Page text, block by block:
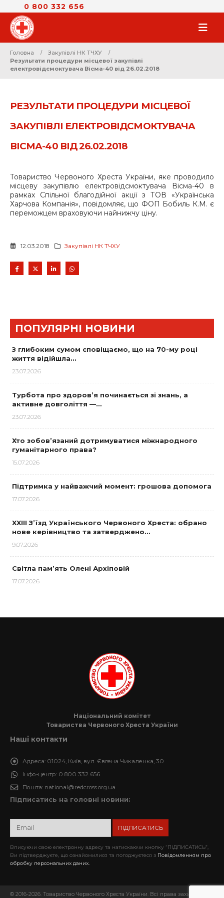
0 800 332 656
Головна
Закупівлі НК ТЧХУ
Результати процедури місцевої закупівлі
електровідсмоктувача Вісма-40 від 26.02.2018
РЕЗУЛЬТАТИ ПРОЦЕДУРИ МІСЦЕВОЇ
ЗАКУПІВЛІ ЕЛЕКТРОВІДСМОКТУВАЧА
ВІСМА-40 ВІД 26.02.2018
Товариство Червоного Хреста України, яке проводило
місцеву закупівлю електровідсмоктувача Вісма-40 в
рамках Спільної благодійної акції з ТОВ «Українська
Харчова Компанія», повідомляє, що ФОП Бобиль К.М. є
переможцем враховуючи найнижчу ціну.
12.03.2018 Закупівлі НК ТЧХУ
ПОПУЛЯРНІ НОВИНИ
З глибоким сумом сповіщаємо, що на 70-му році
життя відійшла…
23.07.2026
Турбота про здоров’я починається зі знань, а
активне довголіття —…
23.07.2026
Хто зобов’язаний дотримуватися міжнародного
гуманітарного права?
15.07.2026
Підтримка у найважчий момент: грошова допомога
17.07.2026
XXIII З’їзд Українського Червоного Хреста: обрано
нове керівництво та затверджено…
9.07.2026
Світла пам’ять Олені Архіповій
17.07.2026
Національний комітет
Товариства Червоного Хреста України
Наші контакти
Адреса: 01024, Київ, вул. Євгена Чикаленка, 30
Інфо-центр: 0 800 332 656
Пошта: national@redcross.org.ua
Підписатись на головні новини:
Вписуючи свою електронну адресу та натискаючи кнопку “ПІДПИСАТИСЬ”,
Ви підтверджуєте, що ознайомилися та погоджуєтеся з Повідомленням про
обробку персональних даних.
© 2016-2026. Товариство Червоного Хреста України. Всі права захищені.